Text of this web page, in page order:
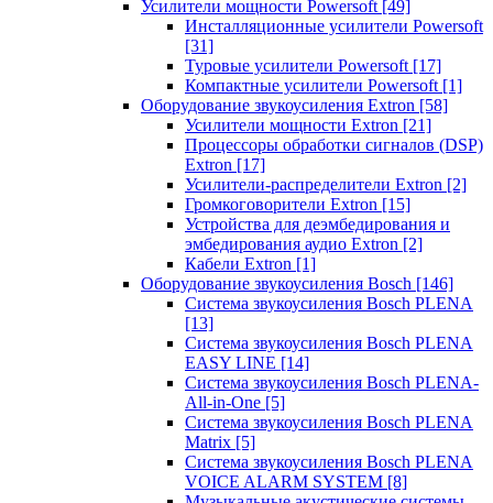
Усилители мощности Powersoft [49]
Инсталляционные усилители Powersoft
[31]
Туровые усилители Powersoft [17]
Компактные усилители Powersoft [1]
Оборудование звукоусиления Extron [58]
Усилители мощности Extron [21]
Процессоры обработки сигналов (DSP)
Extron [17]
Усилители-распределители Extron [2]
Громкоговорители Extron [15]
Устройства для деэмбедирования и
эмбедирования аудио Extron [2]
Кабели Extron [1]
Оборудование звукоусиления Bosch [146]
Система звукоусиления Bosch PLENA
[13]
Система звукоусиления Bosch PLENA
EASY LINE [14]
Система звукоусиления Bosch PLENA-
All-in-One [5]
Система звукоусиления Bosch PLENA
Matrix [5]
Система звукоусиления Bosch PLENA
VOICE ALARM SYSTEM [8]